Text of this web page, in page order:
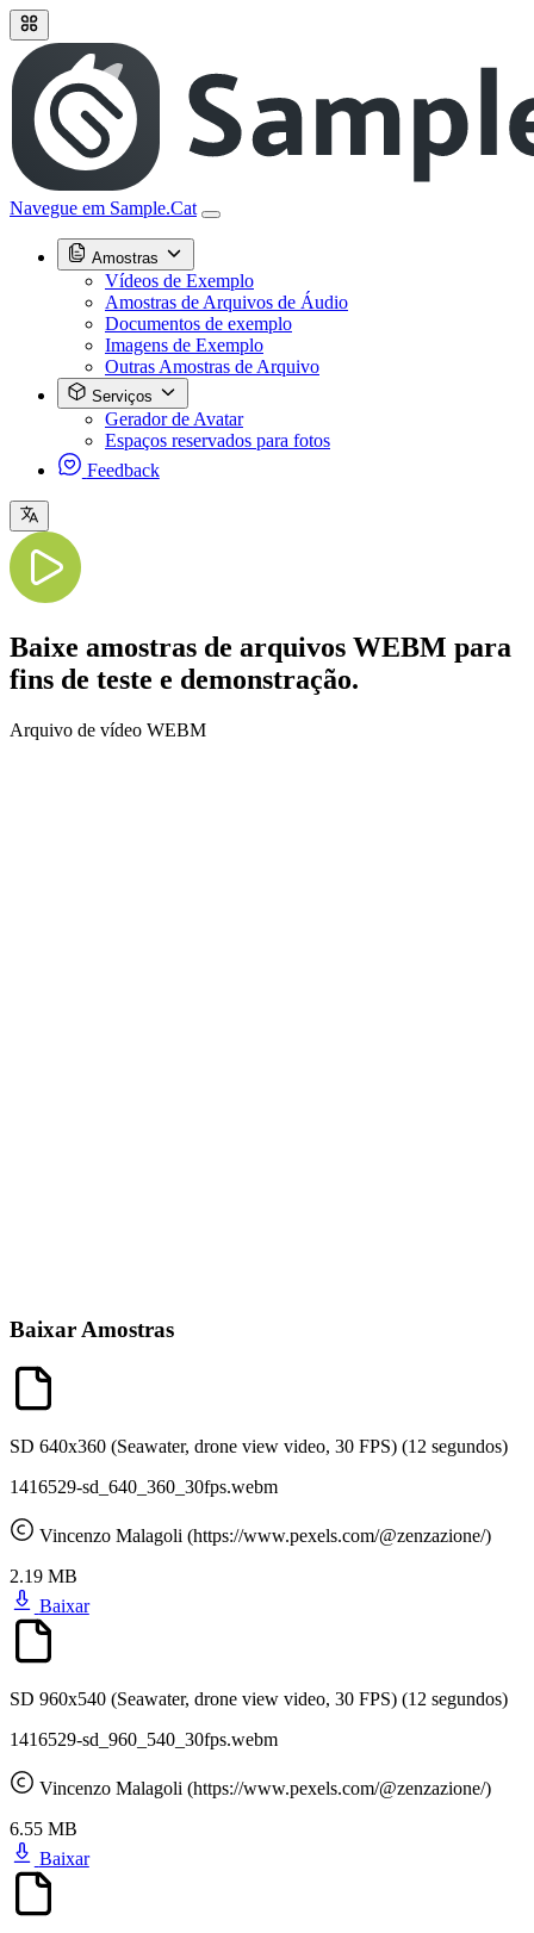
Navegue em Sample.Cat
Amostras
Vídeos de Exemplo
Amostras de Arquivos de Áudio
Documentos de exemplo
Imagens de Exemplo
Outras Amostras de Arquivo
Serviços
Gerador de Avatar
Espaços reservados para fotos
Feedback
Baixe amostras de arquivos WEBM para
fins de teste e demonstração.
Arquivo de vídeo WEBM
Baixar Amostras
SD 640x360 (Seawater, drone view video, 30 FPS) (12 segundos)
1416529-sd_640_360_30fps.webm
Vincenzo Malagoli (https://www.pexels.com/@zenzazione/)
2.19 MB
Baixar
SD 960x540 (Seawater, drone view video, 30 FPS) (12 segundos)
1416529-sd_960_540_30fps.webm
Vincenzo Malagoli (https://www.pexels.com/@zenzazione/)
6.55 MB
Baixar